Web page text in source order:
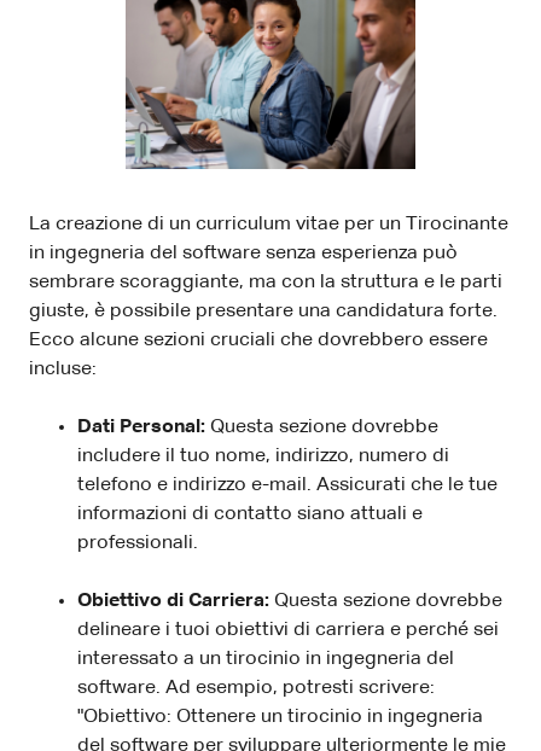
La creazione di un curriculum vitae per un Tirocinante
in ingegneria del software senza esperienza può
sembrare scoraggiante, ma con la struttura e le parti
giuste, è possibile presentare una candidatura forte.
Ecco alcune sezioni cruciali che dovrebbero essere
incluse:
Dati Personal: Questa sezione dovrebbe
includere il tuo nome, indirizzo, numero di
telefono e indirizzo e-mail. Assicurati che le tue
informazioni di contatto siano attuali e
professionali.
Obiettivo di Carriera: Questa sezione dovrebbe
delineare i tuoi obiettivi di carriera e perché sei
interessato a un tirocinio in ingegneria del
software. Ad esempio, potresti scrivere:
"Obiettivo: Ottenere un tirocinio in ingegneria
del software per sviluppare ulteriormente le mie